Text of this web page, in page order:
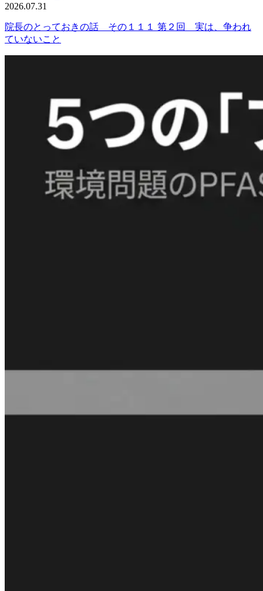
2026.07.31
院長のとっておきの話 その１１１ 第２回 実は、争われ
ていないこと